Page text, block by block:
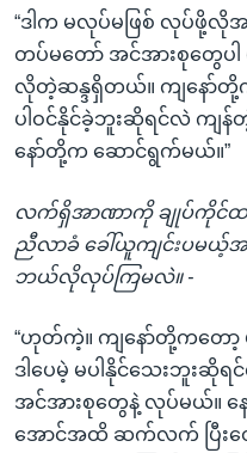
“ဒါက မလုပ်မဖြစ် လုပ်ဖို့
တပ်မတော် အင်အားစုတွေပါ
လိုတဲ့ဆန္ဒရှိတယ်။ ကျနော်တို့
ပါဝင်နိုင်ခဲ့ဘူးဆိုရင်လဲ ကျန်
နော်တို့က ဆောင်ရွက်မယ်။”
လက်ရှိအာဏာကို ချုပ်ကိုင်ထ
ညီလာခံ ခေါ်ယူကျင်းပမယ့်အ
ဘယ်လိုလုပ်ကြမလဲ။ -
“ဟုတ်ကဲ့။ ကျနော်တို့ကတော့
ဒါပေမဲ့ မပါနိုင်သေးဘူးဆို
အင်အားစုတွေနဲ့ လုပ်မယ်။
အောင်အထိ ဆက်လက် ပြီးတ